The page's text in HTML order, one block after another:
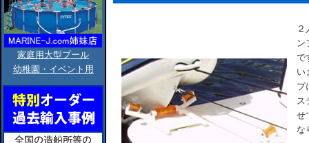
家庭用大型プール
幼稚園・イベント用
ン
で
い
プ
ス
せ
な